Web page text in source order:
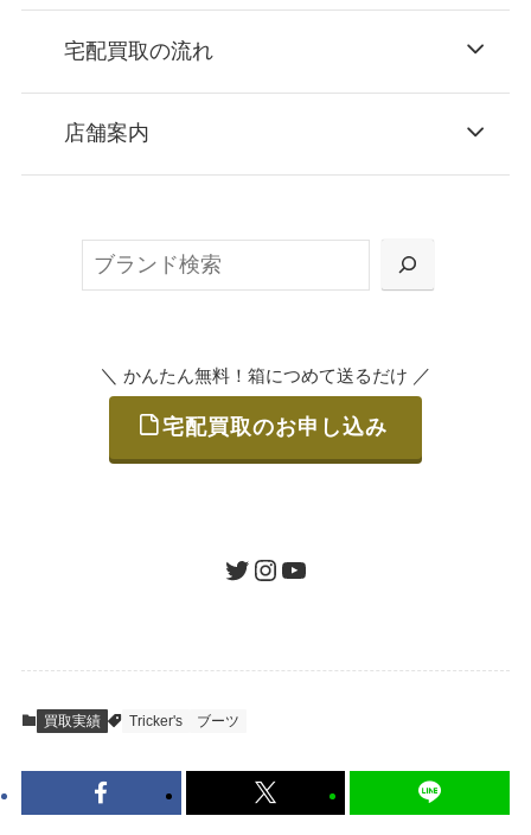
宅配買取の流れ
お申込み
または梱包材不要の「集荷申込」からお選び
ご発送
査定結果のご承認 / 入金
到着即日に査定いたします。買取金額にご納
得いただければ、最短即日の入金が可能で
店舗案内
＼ かんたん無料！箱につめて送るだけ ／
宅配買取のお申し込み
ツイッターインスタグラムユーチューブ
買取実績 Tricker's ブーツ